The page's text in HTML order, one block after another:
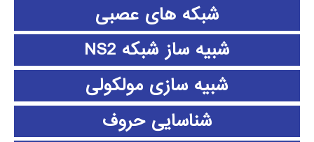
شبکه های عصبی
شبیه ساز شبکه NS2
شبیه سازی مولکولی
شناسایی حروف